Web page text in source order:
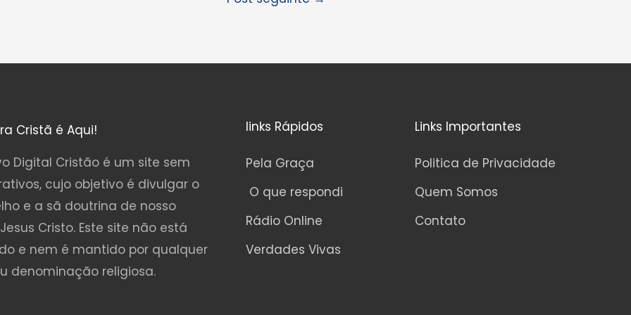
Cristã é Aqui!
Digital Cristão é um site sem
cujo objetivo é divulgar o
e a sã doutrina de nosso
Cristo. Este site não está
e nem é mantido por qualquer
denominação religiosa.
links Rápidos
Pela Graça
O que respondi
Rádio Online
Verdades Vivas
Links Importantes
Politica de Privacidade
Quem Somos
Contato